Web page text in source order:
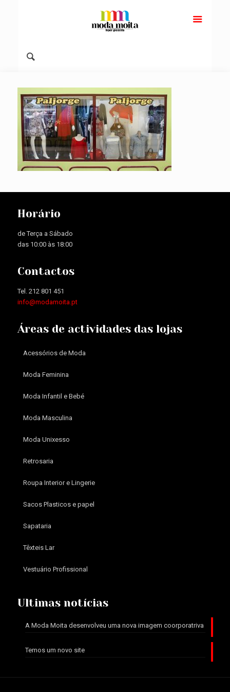
Horário
de Terça a Sábado
das 10:00 às 18:00
Contactos
Tel. 212 801 451
info@modamoita.pt
Áreas de actividades das lojas
Acessórios de Moda
Moda Feminina
Moda Infantil e Bebé
Moda Masculina
Moda Unixesso
Retrosaria
Roupa Interior e Lingerie
Sacos Plasticos e papel
Sapataria
Têxteis Lar
Vestuário Profissional
Ultimas notícias
A Moda Moita desenvolveu uma nova imagem coorporatriva
Temos um novo site